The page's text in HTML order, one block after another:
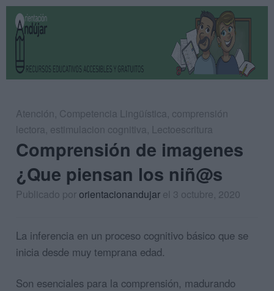
Atención, Competencia Lingüística, comprensión
lectora, estimulacion cognitiva, Lectoescritura
Comprensión de imagenes
¿Que piensan los niñ@s
Publicado pororientacionandujar el 3 octubre, 2020
La inferencia en un proceso cognitivo básico que se
inicia desde muy temprana edad.
Son esenciales para la comprensión, madurando